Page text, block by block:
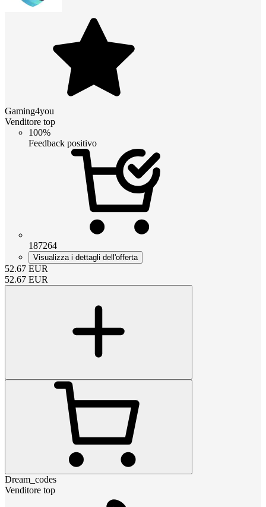
Gaming4you
Venditore top
100%
Feedback positivo
187264
Visualizza i dettagli dell'offerta
52.67 EUR
52.67 EUR
Dream_codes
Venditore top